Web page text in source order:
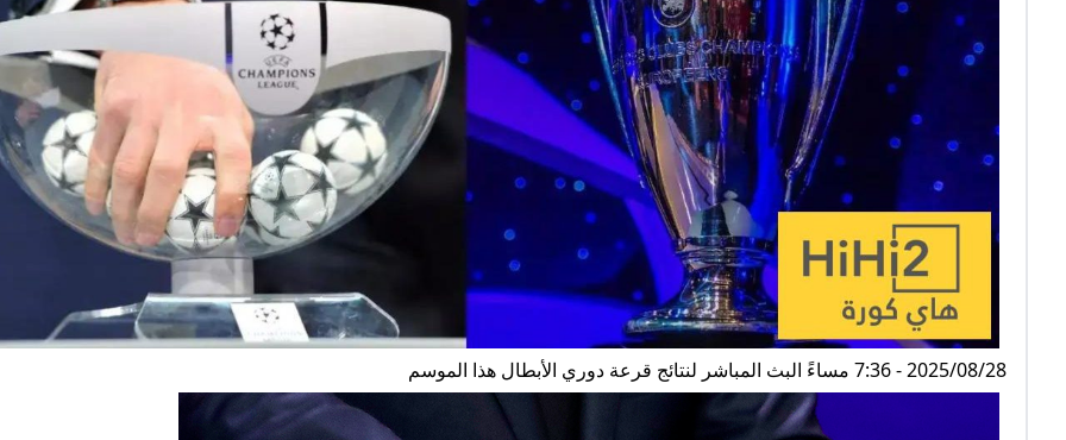
2025/08/28 - 7:36 مساءً البث المباشر لنتائج قرعة دوري الأبطال هذا الموسم